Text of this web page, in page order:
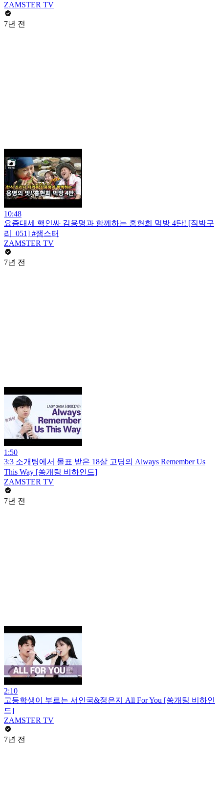
ZAMSTER TV
7년 전
10:48
요즘대세 핵인싸 김용명과 함께하는 홍현희 먹방 4탄! [직박구
리_051] #잼스터
ZAMSTER TV
7년 전
1:50
3:3 소개팅에서 몰표 받은 18살 고딩의 Always Remember Us
This Way [쏭개팅 비하인드]
ZAMSTER TV
7년 전
2:10
고등학생이 부르는 서인국&정은지 All For You [쏭개팅 비하인
드]
ZAMSTER TV
7년 전